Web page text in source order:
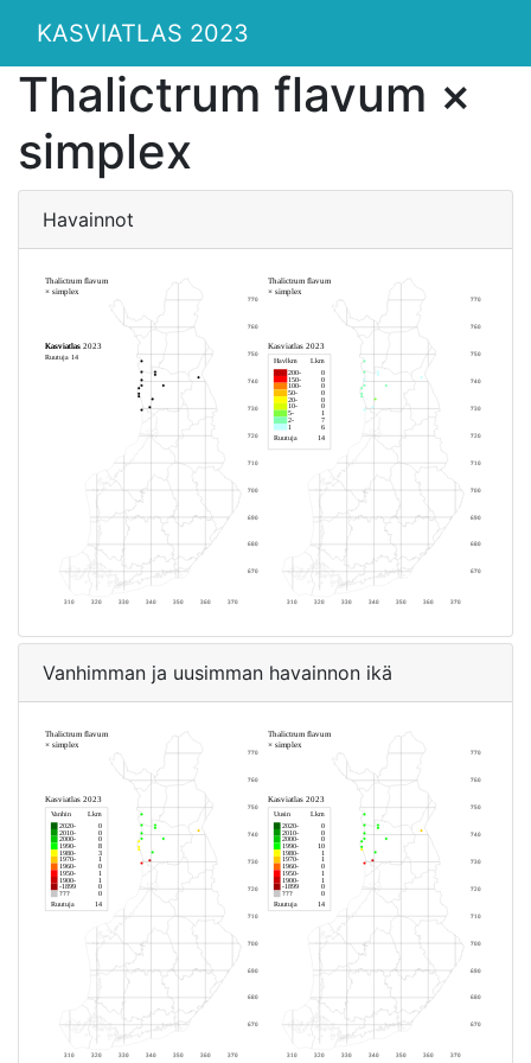
KASVIATLAS 2023
Thalictrum flavum ×
simplex
Havainnot
Vanhimman ja uusimman havainnon ikä